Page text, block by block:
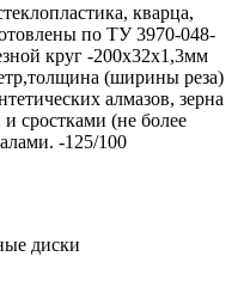
кварца,
по ТУ 3970-048-
круг -200х32х1,3мм
(ширины реза)
алмазов, зерна
сростками (не более
-125/100
диски